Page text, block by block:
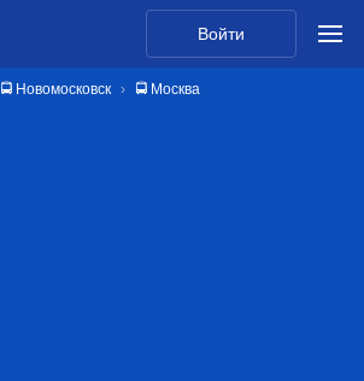
Войти
🚍 Новомосковск 🚍 Москва